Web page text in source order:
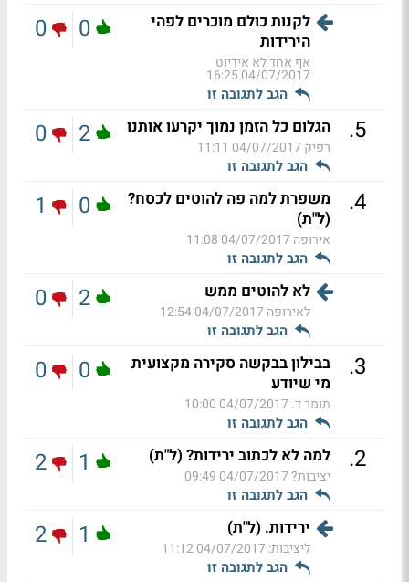
לקנות כולם מוכרים לפהי
הירידות
אף אחד לא אידיוט
04/07/2017 16:25
הגב לתגובה זו
0
0
5
. הגלום כל הזמן נמוך יקרעו אותנו
רפיק 04/07/2017 11:11
הגב לתגובה זו
2
0
4
.
משפרת למה פה להוטים לכסח?
(ל"ת)
אירופה 04/07/2017 11:08
הגב לתגובה זו
0
1
לא להוטים ממש
לאירופה 04/07/2017 12:54
הגב לתגובה זו
2
0
3
.
בבילון בבקשה סקירה מקצועית
מי שיודע
תומר ד. 04/07/2017 10:00
הגב לתגובה זו
0
0
2
. למה לא לכתוב ירידות? (ל"ת)
יציבות?04/07/2017 09:49
הגב לתגובה זו
1
2
ירידות. (ל"ת)
ליציבות: 04/07/2017 11:12
הגב לתגובה זו
1
2